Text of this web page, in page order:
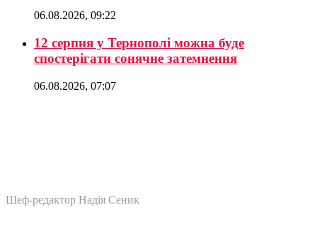
06.08.2026, 09:22
12 серпня у Тернополі можна буде
спостерігати сонячне затемнення
06.08.2026, 07:07
Шеф-редактор Надія Сеник